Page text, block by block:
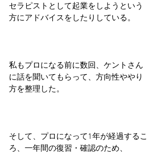
セラピストとして起業をしようという
方にアドバイスをしたりしている。
私もプロになる前に数回、ケントさん
に話を聞いてもらって、方向性ややり
方を整理した。
そして、プロになって1年が経過するこ
ろ、一年間の復習・確認のため、